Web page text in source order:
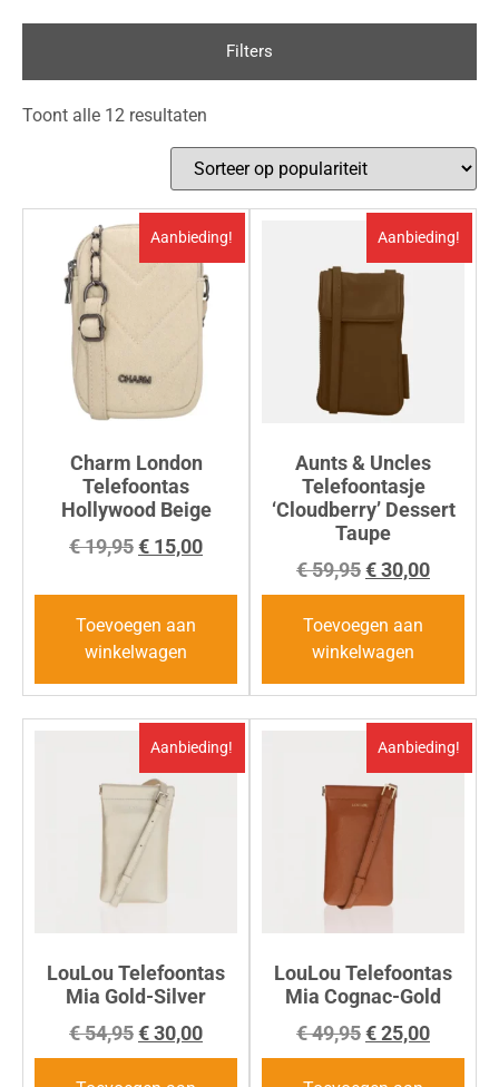
Filters
Toont alle 12 resultaten
Aanbieding!
Charm London
Telefoontas
Hollywood Beige
€19,95€ 15,00
Toevoegen aan
winkelwagen
Aanbieding!
Aunts & Uncles
Telefoontasje
‘Cloudberry’ Dessert
Taupe
€59,95€30,00
Toevoegen aan
winkelwagen
Aanbieding!
LouLou Telefoontas
Mia Gold-Silver
€54,95€30,00
Aanbieding!
LouLou Telefoontas
Mia Cognac-Gold
€49,95€25,00